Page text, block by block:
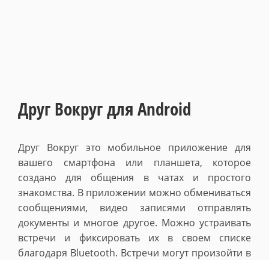
Друг Вокруг для Android
Друг Вокруг это мобильное приложение для
вашего смартфона или планшета, которое
создано для общения в чатах и простого
знакомства. В приложении можно обмениваться
сообщениями, видео записями отправлять
документы и многое другое. Можно устраивать
встречи и фиксировать их в своем списке
благодаря Bluetooth. Встречи могут произойти в